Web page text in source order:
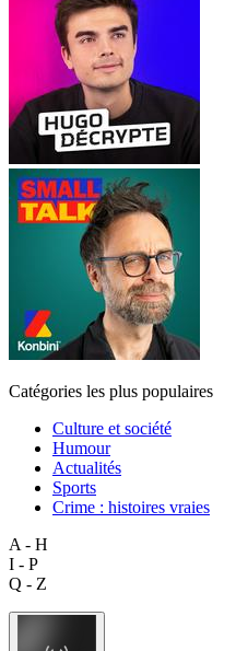
Catégories les plus populaires
Culture et société
Humour
Actualités
Sports
Crime : histoires vraies
A - H
I - P
Q - Z